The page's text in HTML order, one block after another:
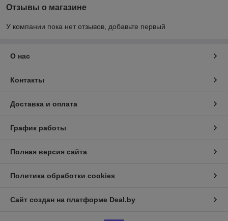
Отзывы о магазине
У компании пока нет отзывов, добавьте первый
О нас
Контакты
Доставка и оплата
График работы
Полная версия сайта
Политика обработки cookies
Сайт создан на платформе Deal.by